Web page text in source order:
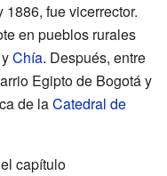
fue vicerrector.
en pueblos rurales
Chía. Después, entre
Egipto de Bogotá y
de laCatedral de
capítulo